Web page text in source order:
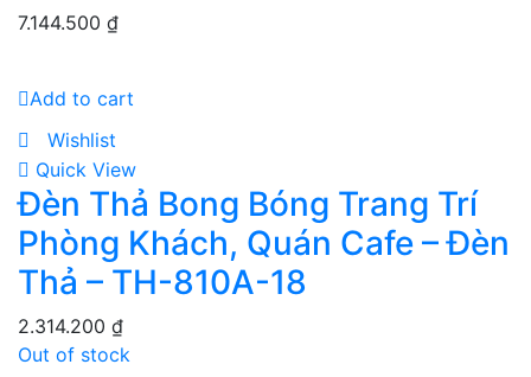
7.144.500 ₫
Add to cart
Wishlist
Quick View
Đèn Thả Bong Bóng Trang Trí
Phòng Khách, Quán Cafe – Đèn
Thả – TH-810A-18
2.314.200 ₫
Out of stock